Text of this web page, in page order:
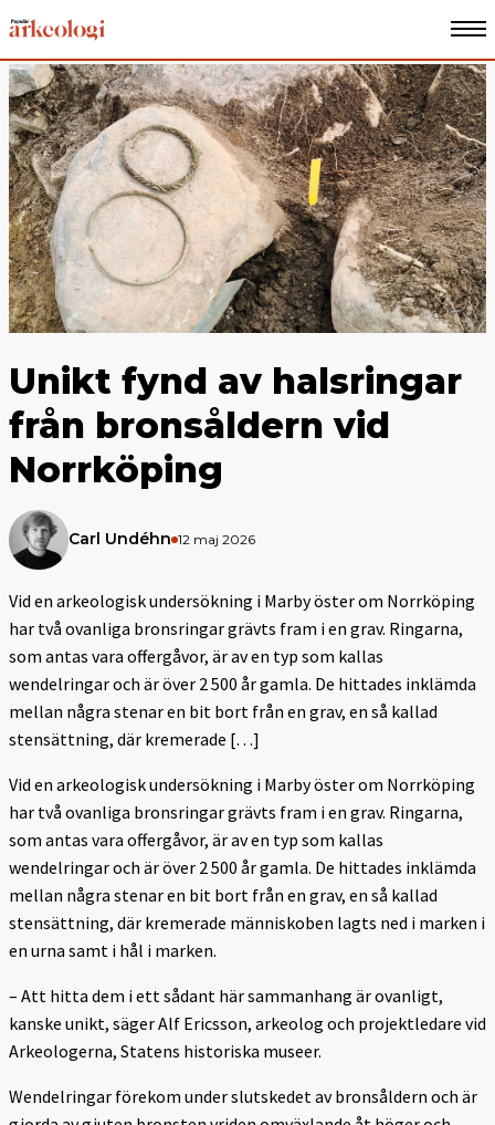
Unikt fynd av halsringar
från bronsåldern vid
Norrköping
Carl Undéhn 12 maj 2026
Vid en arkeologisk undersökning i Marby öster om Norrköping
har två ovanliga bronsringar grävts fram i en grav. Ringarna,
som antas vara offergåvor, är av en typ som kallas
wendelringar och är över 2 500 år gamla. De hittades inklämda
mellan några stenar en bit bort från en grav, en så kallad
stensättning, där kremerade […]
Vid en arkeologisk undersökning i Marby öster om Norrköping
har två ovanliga bronsringar grävts fram i en grav. Ringarna,
som antas vara offergåvor, är av en typ som kallas
wendelringar och är över 2 500 år gamla. De hittades inklämda
mellan några stenar en bit bort från en grav, en så kallad
stensättning, där kremerade människoben lagts ned i marken i
en urna samt i hål i marken.
– Att hitta dem i ett sådant här sammanhang är ovanligt,
kanske unikt, säger Alf Ericsson, arkeolog och projektledare vid
Arkeologerna, Statens historiska museer.
Wendelringar förekom under slutskedet av bronsåldern och är